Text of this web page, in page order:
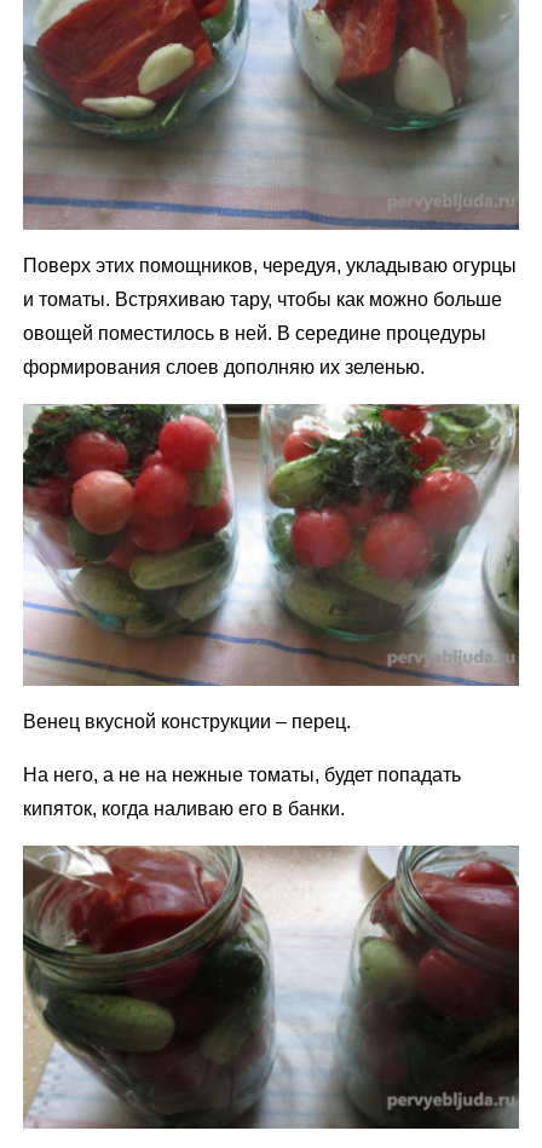
Поверх этих помощников, чередуя, укладываю огурцы
и томаты. Встряхиваю тару, чтобы как можно больше
овощей поместилось в ней. В середине процедуры
формирования слоев дополняю их зеленью.
Венец вкусной конструкции – перец.
На него, а не на нежные томаты, будет попадать
кипяток, когда наливаю его в банки.